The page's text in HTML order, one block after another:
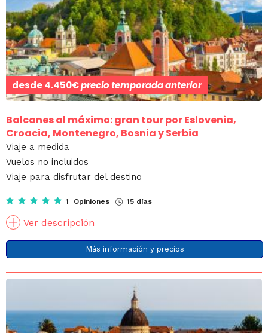
desde4.450€precio temporada anterior
Balcanes al máximo: gran tour por Eslovenia,
Croacia, Montenegro, Bosnia y Serbia
Viaje a medida
Vuelos no incluidos
Viaje para disfrutar del destino
1 Opiniones 15 días
Ver descripción
Más información y precios